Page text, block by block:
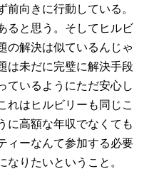
前向きに行動している。
ると思う。そしてヒルビ
の解決は似ているんじゃ
は未だに完璧に解決手段
ているようにただ安心し
れはヒルビリーも同じこ
に高額な年収でなくても
ィーなんて参加する必要
なりたいということ。